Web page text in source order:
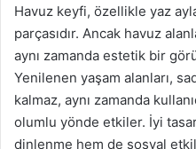
Havuz keyfi, özellikle yaz
parçasıdır. Ancak havuz
aynı zamanda estetik bir
Yenilenen yaşam alanları,
kalmaz, aynı zamanda
olumlu yönde etkiler. İyi
dinlenme hem de sosyal